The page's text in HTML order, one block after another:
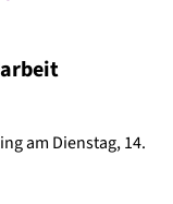
am Dienstag, 14.